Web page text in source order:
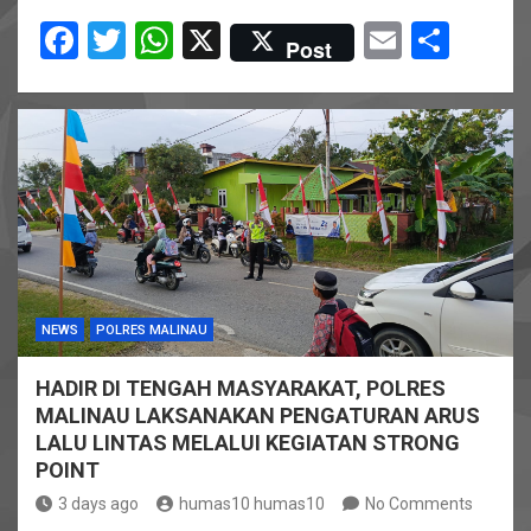
F
ce
b
o
o
k
T
tt
er
W
at
s
A
p
p
X Post
E
ail ar
e
NEWS POLRES MALINAU
HADIR DI TENGAH MASYARAKAT, POLRES
MALINAU LAKSANAKAN PENGATURAN ARUS
LALU LINTAS MELALUI KEGIATAN STRONG
POINT
3 days ago humas10 humas10 No Comments